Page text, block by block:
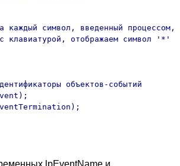
каждый символ, введенный процессом,
клавиатурой, отображаем символ '*'
объектов-событий
lpEventName и